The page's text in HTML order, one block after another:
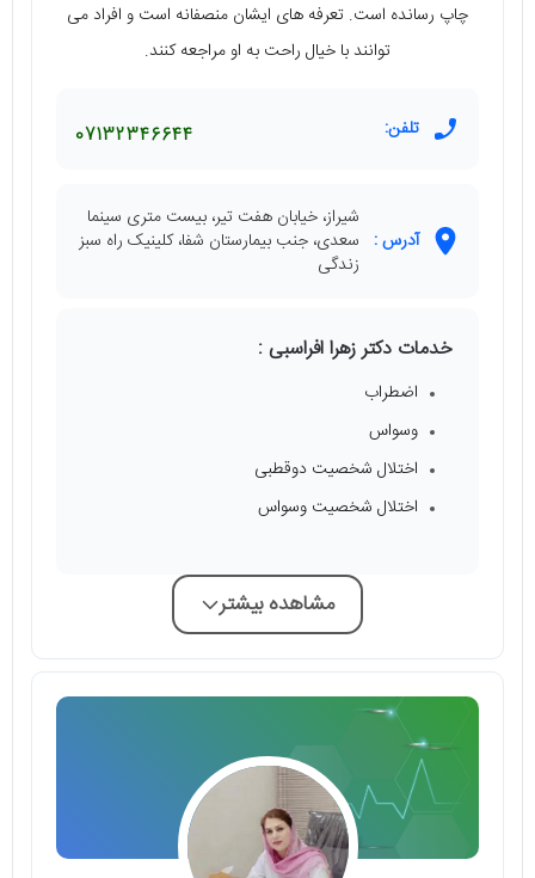
چاپ رسانده است. تعرفه های ایشان منصفانه است و افراد می
توانند با خیال راحت به او مراجعه کنند.
تلفن: 07132346644
آدرس :
شیراز، خیابان هفت تیر، بیست متری سینما
سعدی، جنب بیمارستان شفا، کلینیک راه سبز
زندگی
خدمات دکتر زهرا افراسبی :
اضطراب
وسواس
اختلال شخصیت دوقطبی
اختلال شخصیت وسواس
مشاهده بیشتر